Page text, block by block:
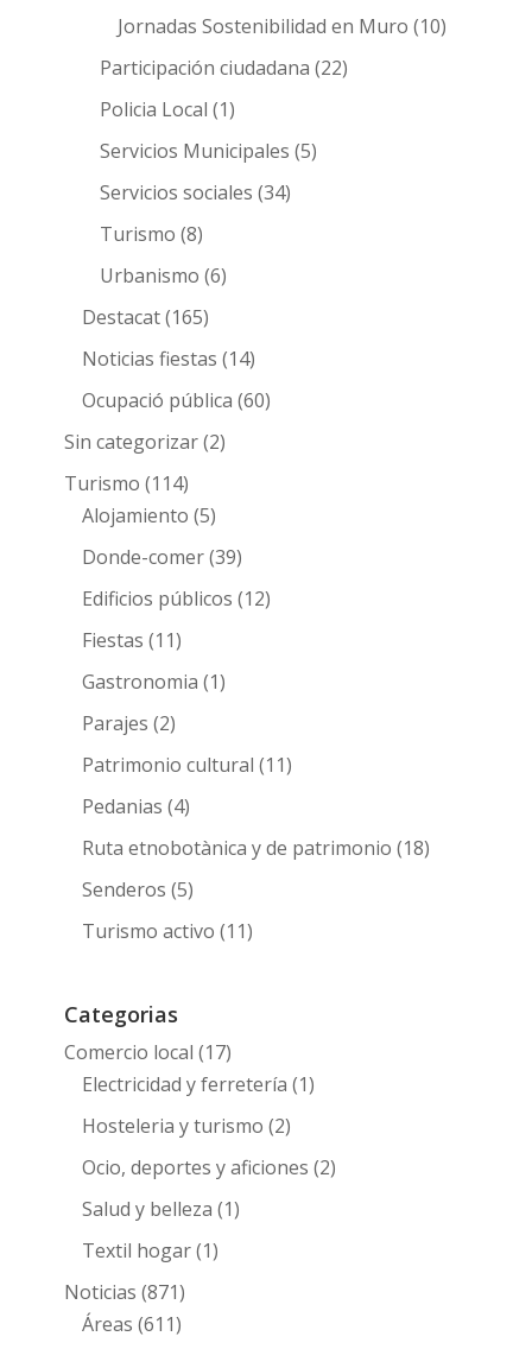
Jornadas Sostenibilidad en Muro (10)
Participación ciudadana (22)
Policia Local (1)
Servicios Municipales (5)
Servicios sociales (34)
Turismo (8)
Urbanismo (6)
Destacat(165)
Noticias fiestas (14)
Ocupació pública (60)
Sin categorizar(2)
Turismo (114)
Alojamiento (5)
Donde-comer(39)
Edificios públicos (12)
Fiestas (11)
Gastronomia (1)
Parajes (2)
Patrimonio cultural (11)
Pedanias (4)
Ruta etnobotànica y de patrimonio (18)
Senderos (5)
Turismo activo (11)
Categorias
Comercio local (17)
Electricidad y ferretería (1)
Hosteleria y turismo (2)
Ocio, deportes y aficiones (2)
Salud y belleza (1)
Textil hogar(1)
Noticias (871)
Áreas (611)